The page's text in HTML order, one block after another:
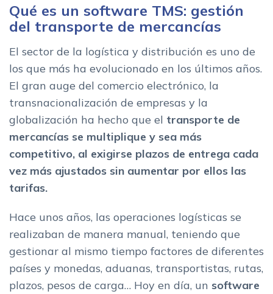
Drivin
easyTMS
Visual Trans Terrestre
Software TMS: gestion de cargas, transporte por carretera y
Aplicaciones y modulos de la plataforma TMS
Funciones del software para transportistas
Ventajas del software de transporte TMS
Sectores del software de transporte: empresas de transporte
por carretera
El mejor software de transporte para tu negocio
Mas informacion relacionada
Qué es un software TMS: gestión
del transporte de mercancías
El sector de la logística y distribución es uno de
los que más ha evolucionado en los últimos años.
El gran auge del comercio electrónico, la
transnacionalización de empresas y la
globalización ha hecho que el transporte de
mercancías se multiplique y sea más
competitivo, al exigirse plazos de entrega cada
vez más ajustados sin aumentar por ellos las
tarifas.
Hace unos años, las operaciones logísticas se
realizaban de manera manual, teniendo que
gestionar al mismo tiempo factores de diferentes
países y monedas, aduanas, transportistas, rutas,
plazos, pesos de carga… Hoy en día, un software